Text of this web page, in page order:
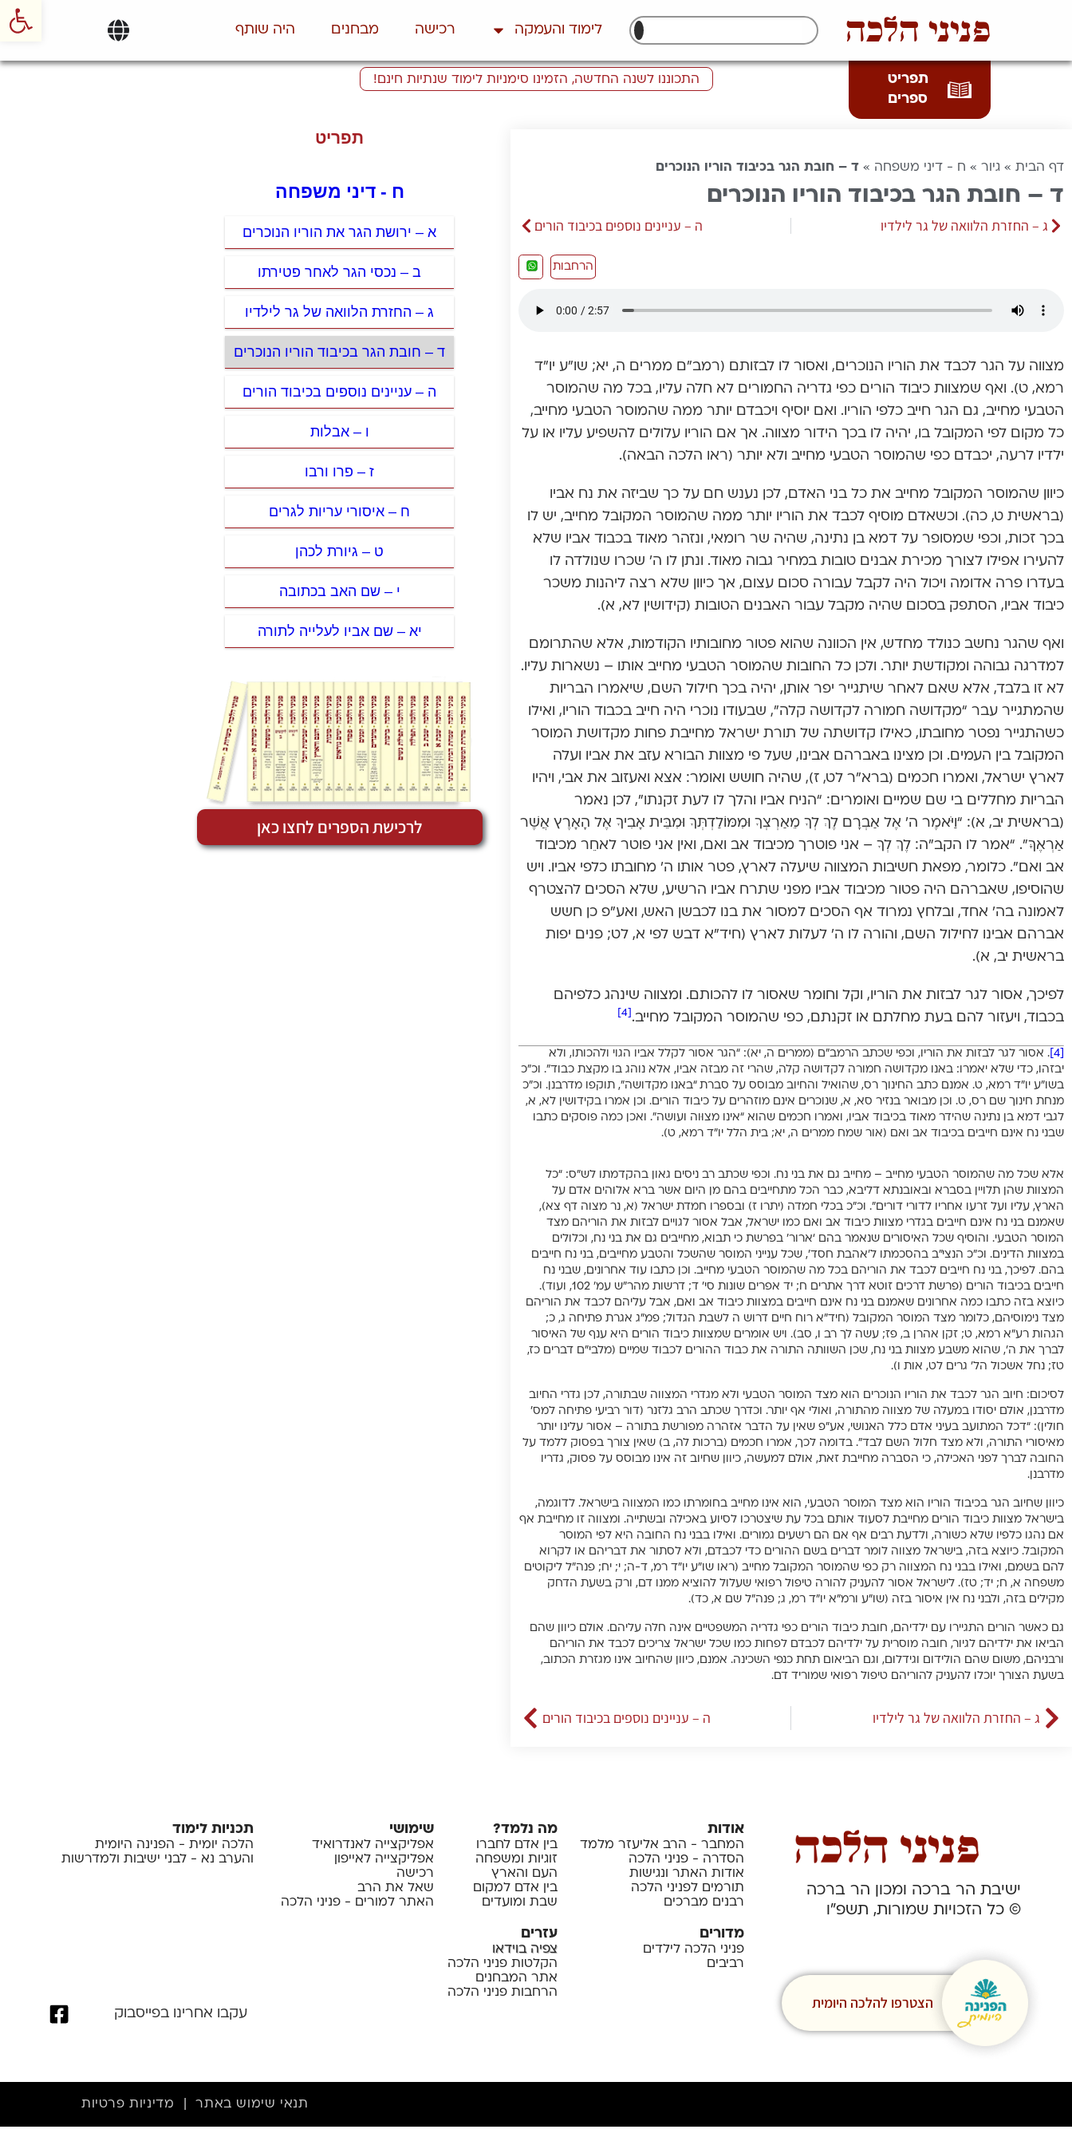
פניני הלכה לימוד והעמקה רכישה מבחנים היה שותף
תפריט
ספרים
התכוננו לשנה החדשה, הזמינו סימניות לימוד שנתיות חינם!
דף הבית » גיור » ח - דיני משפחה » ד – חובת הגר בכיבוד הוריו הנוכרים
ד – חובת הגר בכיבוד הוריו הנוכרים
ג – החזרת הלוואה של גר לילדיו ה – עניינים נוספים בכיבוד הורים
הרחבות
מצווה על הגר לכבד את הוריו הנוכרים, ואסור לו לבזותם (רמב”ם ממרים ה, יא; שו”ע יו”ד
רמא, ט). ואף שמצוות כיבוד הורים כפי גדריה החמורים לא חלה עליו, בכל מה שהמוסר
הטבעי מחייב, גם הגר חייב כלפי הוריו. ואם יוסיף ויכבדם יותר ממה שהמוסר הטבעי מחייב,
כל מקום לפי המקובל בו, יהיה לו בכך הידור מצווה. אך אם הוריו עלולים להשפיע עליו או על
ילדיו לרעה, יכבדם כפי שהמוסר הטבעי מחייב ולא יותר (ראו הלכה הבאה).
כיוון שהמוסר המקובל מחייב את כל בני האדם, לכן נענש חם על כך שביזה את נח אביו
(בראשית ט, כה). וכשאדם מוסיף לכבד את הוריו יותר ממה שהמוסר המקובל מחייב, יש לו
בכך זכות, וכפי שמסופר על דמא בן נתינה, שהיה שר רומאי, ונזהר מאוד בכבוד אביו שלא
להעירו אפילו לצורך מכירת אבנים טובות במחיר גבוה מאוד. ונתן לו ה’ שכרו שנולדה לו
בעדרו פרה אדומה ויכול היה לקבל עבורה סכום עצום, אך כיוון שלא רצה ליהנות משכר
כיבוד אביו, הסתפק בסכום שהיה מקבל עבור האבנים הטובות (קידושין לא, א).
ואף שהגר נחשב כנולד מחדש, אין הכוונה שהוא פטור מחובותיו הקודמות, אלא שהתרומם
למדרגה גבוהה ומקודשת יותר. ולכן כל החובות שהמוסר הטבעי מחייב אותו – נשארות עליו.
לא זו בלבד, אלא שאם לאחר שיתגייר יפר אותן, יהיה בכך חילול השם, שיאמרו הבריות
שהמתגייר עבר “מקדושה חמורה לקדושה קלה”, שבעודו נוכרי היה חייב בכבוד הוריו, ואילו
כשהתגייר נפטר מחובתו, כאילו קדושתה של תורת ישראל מחייבת פחות מקדושת המוסר
המקובל בין העמים. וכן מצינו באברהם אבינו, שעל פי מצוות הבורא עזב את אביו ועלה
לארץ ישראל, ואמרו חכמים (ברא”ר לט, ז), שהיה חושש ואומר: אצא ואעזוב את אבי, ויהיו
הבריות מחללים בי שם שמיים ואומרים: “הניח אביו והלך לו לעת זקנתו”, לכן נאמר
(בראשית יב, א): “וַיֹּאמֶר ה’ אֶל אַבְרָם לֶךְ לְךָ מֵאַרְצְךָ וּמִמּוֹלַדְתְּךָ וּמִבֵּית אָבִיךָ אֶל הָאָרֶץ אֲשֶׁר
אַרְאֶךָּ”. “אמר לו הקב”ה: לֶךְ לְךָ – אני פוטרך מכיבוד אב ואם, ואין אני פוטר לאחֵר מכיבוד
אב ואם”. כלומר, מפאת חשיבות המצווה שיעלה לארץ, פטר אותו ה’ מחובתו כלפי אביו. ויש
שהוסיפו, שאברהם היה פטור מכיבוד אביו מפני שתרח אביו הרשיע, שלא הסכים להצטרף
לאמונה בה’ אחד, ובלחץ נמרוד אף הסכים למסור את בנו לכבשן האש, ואע”פ כן חשש
אברהם אבינו לחילול השם, והורה לו ה’ לעלות לארץ (חיד”א דבש לפי א, לט; פנים יפות
בראשית יב, א).
לפיכך, אסור לגר לבזות את הוריו, וקל וחומר שאסור לו להכותם. ומצווה שינהג כלפיהם
בכבוד, ויעזור להם בעת מחלתם או זקנתם, כפי שהמוסר המקובל מחייב.
. אסור לגר לבזות את הוריו, וכפי שכתב הרמב”ם (ממרים ה, יא): “הגר אסור לקלל אביו הגוי ולהכותו, ולא
יבזהו, כדי שלא יאמרו: באנו מקדושה חמורה לקדושה קלה, שהרי זה מבזה אביו, אלא נוהג בו מקצת כבוד”. וכ”כ
בשו”ע יו”ד רמא, ט. אמנם כתב החינוך רס, שהואיל והחיוב מבוסס על סברת “באנו מקדושה”, תוקפו מדרבנן. וכ”כ
מנחת חינוך שם רס, ט. וכן מבואר בנזיר סא, א, שנוכרים אינם מוזהרים על כיבוד הורים. וכן אמרו בקידושין לא, א,
לגבי דמא בן נתינה שהידר מאוד בכיבוד אביו, ואמרו חכמים שהוא “אינו מצוּוה ועושה”. ואכן כמה פוסקים כתבו
שבני נח אינם חייבים בכיבוד אב ואם (אור שמח ממרים ה, יא; בית הלל יו”ד רמא, ט).
אלא שכל מה שהמוסר הטבעי מחייב – מחייב גם את בני נח. וכפי שכתב רב ניסים גאון בהקדמתו לש”ס: “כל
המצוות שהן תלויין בסברא ובאובנתא דליבא, כבר הכל מתחייבים בהם מן היום אשר ברא אלוהים אדם על
הארץ, עליו ועל זרעו אחריו לדורי דורים”. וכ”כ בכלי חמדה (יתרו ז) ובספרו חמדת ישראל (א, נר מצוה דף צא),
שאמנם בני נח אינם חייבים בגדרי מצוות כיבוד אב ואם כמו ישראל, אבל אסור לגויים לבזות את הוריהם מצד
המוסר הטבעי. והוסיף שכל האיסורים שנאמר בהם ‘ארור’ בפרשת כי תבוא, מחייבים גם את בני נח, וכלולים
במצוות הדינים. וכ”כ הנצי”ב בהסכמתו ל’אהבת חסד’, שכל ענייני המוסר שהשכל והטבע מחייבים, בני נח חייבים
בהם. לפיכך, בני נח חייבים לכבד את הוריהם בכל מה שהמוסר הטבעי מחייב. וכן כתבו עוד אחרונים, שבני נח
חייבים בכיבוד הורים (פרשת דרכים זוטא דרך אתרים ח; יד אפרים שונות סי’ ד; דרשות מהר”ש עמ’ 102, ועוד).
כיוצא בזה כתבו כמה אחרונים שאמנם בני נח אינם חייבים במצוות כיבוד אב ואם, אבל עליהם לכבד את הוריהם
מצד נימוסיהם, כלומר מצד המוסר המקובל (חיד”א רוח חיים דרוש ה לשבת הגדול; פמ”ג אגרת פתיחה ג, כ;
הגהות רע”א רמא, ט; זקן אהרן ב, פז; עשה לך רב ו, סב). ויש אומרים שמצוות כיבוד הורים היא ענף של האיסור
לברך את ה’, שהוא משבע מצוות בני נח, שכן השוותה התורה את כבוד ההורים לכבוד שמיים (מלבי”ם דברים כז,
טז; נחל אשכול הל’ גרים לט, אות ו).
לסיכום: חיוב הגר לכבד את הוריו הנוכרים הוא מצד המוסר הטבעי ולא מגדרי המצווה שבתורה, לכן גדרי החיוב
מדרבנן, אולם יסודו במעלה של מצווה מהתורה, ואולי אף יותר. וכדרך שכתב הרב גלזנר (דור רביעי פתיחה למס’
חולין): “דכל המתועב בעיני אדם כלל האנושי, אע”פ שאין על הדבר אזהרה מפורשת בתורה – אסור עלינו יותר
מאיסורי התורה, ולא מצד חלול השם לבד”. בדומה לכך, אמרו חכמים (ברכות לה, ב) שאין צורך בפסוק ללמד על
החובה לברך לפני האכילה, כי הסברה מחייבת זאת, אולם למעשה, כיוון שחיוב זה אינו מבוסס על פסוק, גדריו
מדרבנן.
כיוון שחיוב הגר בכיבוד הוריו הוא מצד המוסר הטבעי, הוא אינו מחייב בחומרתו כמו המצווה בישראל. לדוגמה,
בישראל מצוות כיבוד הורים מחייבת לסעוד אותם בכל עת שיצטרכו לסיוע באכילה ובשתייה. ומצווה זו מחייבת אף
אם נהגו כלפיו שלא כשורה, ולדעת רבים אף אם הם רשעים גמורים. ואילו בבני נח החובה היא לפי המוסר
המקובל. כיוצא בזה, בישראל מצווה לומר דברים בשם ההורים כדי לכבדם, ולא לסתור את דבריהם או לקרוא
להם בשמם, ואילו בבני נח המצווה רק כפי שהמוסר המקובל מחייב (ראו שו”ע יו”ד רמ, ד-ה; י; יח; פנה”ל ליקוטים
משפחה א, ח; יד; טז). לישראל אסור להעניק להורה טיפול רפואי שעלול להוציא ממנו דם, ורק בשעת הדחק
מקילים בזה, ולבני נח אין איסור בזה (שו”ע ורמ”א יו”ד רמ, ג; פנה”ל שם א, כד).
גם כאשר הורים התגיירו עם ילדיהם, חובת כיבוד הורים כפי גדריה המשפטיים אינה חלה עליהם. אולם כיוון שהם
הביאו את ילדיהם לגיור, חובה מוסרית על ילדיהם לכבדם לפחות כמו שכל ישראל צריכים לכבד את הוריהם
ורבניהם, משום שהם הולידום וגידלום, וגם הביאום תחת כנפי השכינה. אמנם, כיוון שהחיוב אינו מגזרת הכתוב,
בשעת הצורך יוכלו להעניק להוריהם טיפול רפואי שמוריד דם.
ג – החזרת הלוואה של גר לילדיו ה – עניינים נוספים בכיבוד הורים
תפריט
ח - דיני משפחה
א – ירושת הגר את הוריו הנוכרים
ב – נכסי הגר לאחר פטירתו
ג – החזרת הלוואה של גר לילדיו
ד – חובת הגר בכיבוד הוריו הנוכרים
ה – עניינים נוספים בכיבוד הורים
ו – אבלות
ז – פרו ורבו
ח – איסורי עריות לגרים
ט – גיורת לכהן
י – שם האב בכתובה
יא – שם אביו לעלייה לתורה
לרכישת הספרים לחצו כאן
ישיבת הר ברכה ומכון הר ברכה
© כל הזכויות שמורות, תשפ”ו
הצטרפו להלכה היומית
אודות
המחבר - הרב אליעזר מלמד
הסדרה - פניני הלכה
אודות האתר ונגישות
תורמים לפניני הלכה
רבנים מברכים
מה נלמד?
בין אדם לחברו
זוגיות ומשפחה
העם והארץ
בין אדם למקום
שבת ומועדים
שימושי
אפליקצייה לאנדרואיד
אפליקצייה לאייפון
רכישה
שאל את הרב
האתר למורים - פניני הלכה
תכניות לימוד
הלכה יומית - הפנינה היומית
והערב נא - לבני ישיבות ולמדרשות
מדורים
פניני הלכה לילדים
רביבים
עזרים
צפיה בוידאו
הקלטות פניני הלכה
אתר המבחנים
הרחבות פניני הלכה
עקבו אחרינו בפייסבוק
תנאי שימוש באתר| מדיניות פרטיות
פתח